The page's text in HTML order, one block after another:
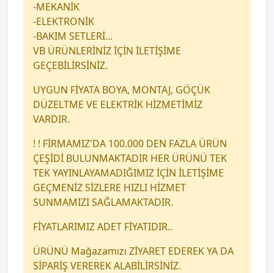
-MEKANİK
-ELEKTRONİK
-BAKIM SETLERİ...
VB ÜRÜNLERİNİZ İÇİN İLETİŞİME
GEÇEBİLİRSİNİZ.
UYGUN FİYATA BOYA, MONTAJ, GÖÇÜK
DÜZELTME VE ELEKTRİK HİZMETİMİZ
VARDIR.
! ! FİRMAMIZ'DA 100.000 DEN FAZLA ÜRÜN
ÇEŞİDİ BULUNMAKTADIR HER ÜRÜNÜ TEK
TEK YAYINLAYAMADIĞIMIZ İÇİN İLETİŞİME
GEÇMENİZ SİZLERE HIZLI HİZMET
SUNMAMIZI SAĞLAMAKTADIR.
FİYATLARIMIZ ADET FİYATIDIR..
ÜRÜNÜ Mağazamızı ZİYARET EDEREK YA DA
SİPARİŞ VEREREK ALABİLİRSİNİZ.